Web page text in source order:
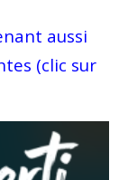
aussi
(clic sur